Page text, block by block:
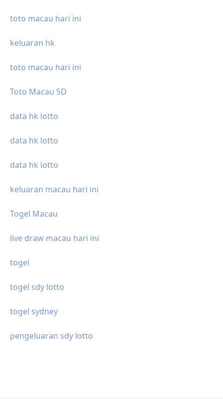
toto macau hari ini
keluaran hk
toto macau hari ini
Toto Macau 5D
data hk lotto
data hk lotto
data hk lotto
keluaran macau hari ini
Togel Macau
live draw macau hari ini
togel
togel sdy lotto
togel sydney
pengeluaran sdy lotto